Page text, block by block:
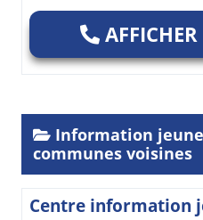
Information
communes voisines
Centre information